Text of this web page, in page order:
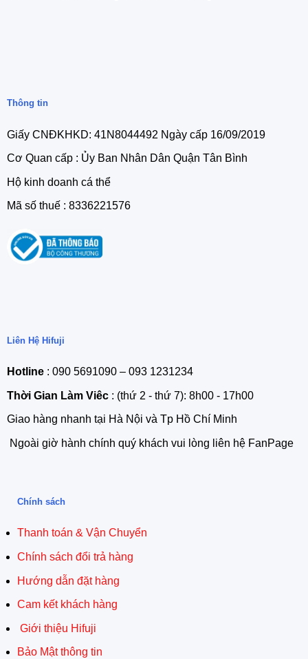
Thông tin
Giấy CNĐKHKD: 41N8044492 Ngày cấp 16/09/2019
Cơ Quan cấp : Ủy Ban Nhân Dân Quận Tân Bình
Hộ kinh doanh cá thể
Mã số thuế : 8336221576
Liên Hệ Hifuji
Hotline: 090 5691090 – 093 1231234
Thời Gian Làm Viêc: (thứ 2 - thứ 7): 8h00 - 17h00
Giao hàng nhanh tại Hà Nội và Tp Hồ Chí Minh
Ngoài giờ hành chính quý khách vui lòng liên hệ FanPage
Chính sách
Thanh toán & Vận Chuyển
Chính sách đổi trả hàng
Hướng dẫn đặt hàng
Cam kết khách hàng
Giới thiệu Hifuji
Bảo Mật thông tin